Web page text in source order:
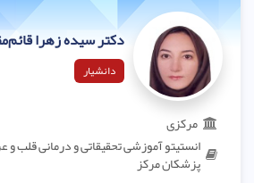
دکتر سیده زهرا
دانشیار
مرکزی
انستیتو آموزشی تحقیقاتی و درمانی قلب
پزشکان مرکز